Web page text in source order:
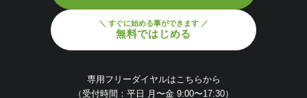
＼ すぐに始める事ができます ／
無料ではじめる
専用フリーダイヤルはこちらから
（受付時間：平日 月〜金 9:00〜17:30）